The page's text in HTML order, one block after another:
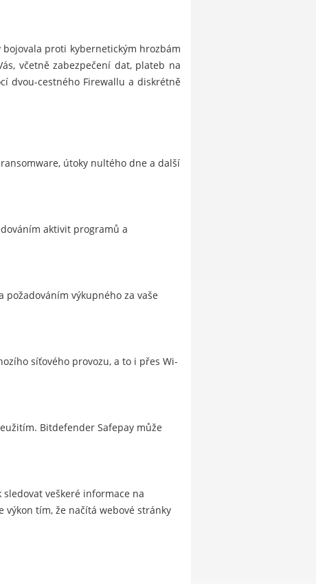
bojovala proti kybernetickým hrozbám
včetně zabezpečení dat, plateb na
dvou-cestného Firewallu a diskrétně
útoky nultého dne a další
aktivit programů a
výkupného za vaše
síťového provozu, a to i přes Wi-
Bitdefender Safepay může
veškeré informace na
tím, že načítá webové stránky